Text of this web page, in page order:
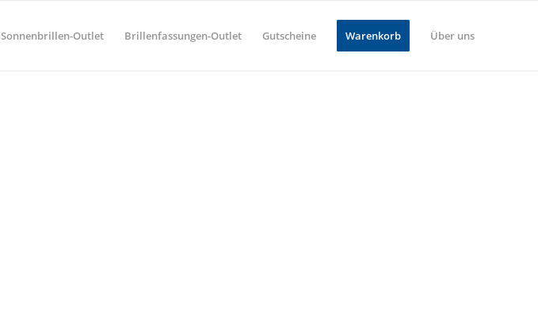
Sonnenbrillen-Outlet Brillenfassungen-Outlet Gutscheine Warenkorb Über uns